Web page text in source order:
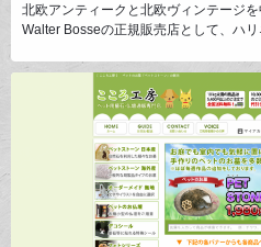
北欧アンティークと北欧ヴィンテージ
Walter Bosseの正規販売店として、ハ